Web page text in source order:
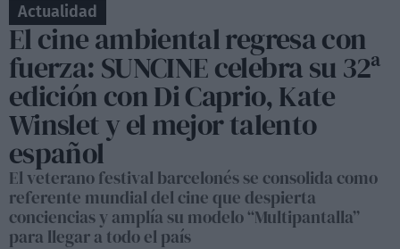
Actualidad
El cine ambiental regresa con
fuerza: SUNCINE celebra su 32ª
edición con Di Caprio, Kate
Winslet y el mejor talento
español
El veterano festival barcelonés se consolida como
referente mundial del cine que despierta
conciencias y amplía su modelo “Multipantalla”
para llegar a todo el país